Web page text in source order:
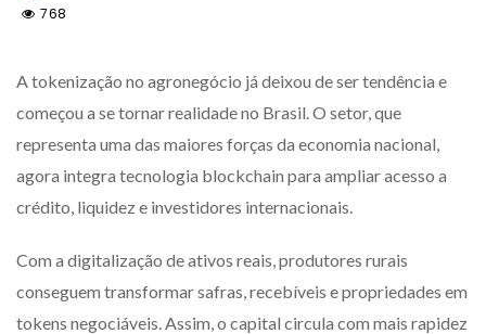
768
A tokenização no agronegócio já deixou de ser tendência e
começou a se tornar realidade no Brasil. O setor, que
representa uma das maiores forças da economia nacional,
agora integra tecnologia blockchain para ampliar acesso a
crédito, liquidez e investidores internacionais.
Com a digitalização de ativos reais, produtores rurais
conseguem transformar safras, recebíveis e propriedades em
tokens negociáveis. Assim, o capital circula com mais rapidez